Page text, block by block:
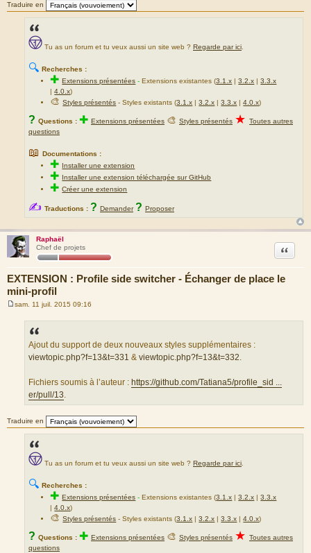
Traduire en
Tu as un forum et tu veux aussi un site web ? Regarde par ici
🔍 Recherches :
✚Extensions présentées -Extensions existantes (3.1.x |3.2.x |3.3.x
|4.0.x)
🎨Styles présentés - Styles existants (3.1.x |3.2.x |3.3.x |4.0.x)
? Questions : ✚ Extensions présentées 🎨 Styles présentés ★ Toutes autres
questions
📖 Documentations :
✚ Installer une extension
✚ Installer une extension téléchargée sur GitHub
✚Créer une extension
✍ Traductions : ? Demander ? Proposer
Raphaël
Chef de projets
EXTENSION : Profile side switcher - Échanger de place le
mini-profil
Citation
sam. 11 juil. 2015 09:16
Ajout du support de deux nouveaux styles supplémentaires :
viewtopic.php?f=13&t=331 & viewtopic.php?f=13&t=332.
Fichiers soumis à l’auteur : https://github.com/Tatiana5/profile_sid ...
er/pull/13.
Traduire en
Tu as un forum et tu veux aussi un site web ? Regarde par ici
🔍 Recherches :
✚Extensions présentées -Extensions existantes (3.1.x |3.2.x |3.3.x
|4.0.x)
🎨Styles présentés - Styles existants (3.1.x |3.2.x |3.3.x |4.0.x)
? Questions : ✚ Extensions présentées 🎨 Styles présentés ★ Toutes autres
questions